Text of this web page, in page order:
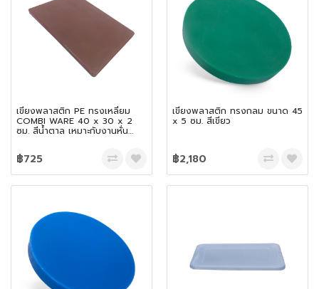
เขียงพลาสติก PE ทรงเหลี่ยม
COMBI WARE 40 x 30 x 2
ซม. สีน้ำตาล เหมาะกับงานหั่น
฿725
เขียงพลาสติก ทรงกลม ขนาด 45
x 5 ซม. สีเขียว
฿2,180